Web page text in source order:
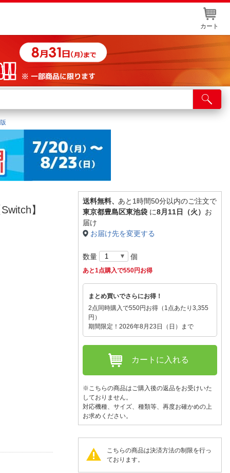
カート
舗サービス
ト取り置き
情報・店舗一覧
り寄せ品入荷状況照会
】
送料無料、 あと1時間50分以内のご注文で
東京都豊島区東池袋 に8月11日（火） お
届け
お届け先を変更する
数量 個
あと1点購入で550円お得
まとめ買いでさらにお得！
2点同時購入で550円お得（1点あたり3,355
円）
期間限定！2026年8月23日（日）まで
カートに入れる
※こちらの商品はご購入後の返品をお受けいた
しておりません。
対応機種、サイズ、種類等、再度お確かめの上
お求めください。
こちらの商品は決済方法の制限を行っ
ております。